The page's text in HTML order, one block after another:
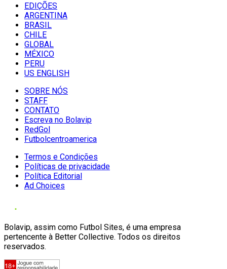
EDIÇÕES
ARGENTINA
BRASIL
CHILE
GLOBAL
MÉXICO
PERU
US ENGLISH
SOBRE NÓS
STAFF
CONTATO
Escreva no Bolavip
RedGol
Futbolcentroamerica
Termos e Condições
Políticas de privacidade
Política Editorial
Ad Choices
Bolavip, assim como Futbol Sites, é uma empresa
pertencente à Better Collective. Todos os direitos
reservados.